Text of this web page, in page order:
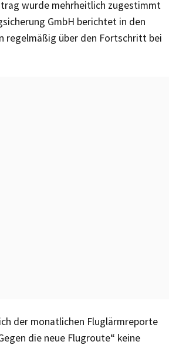
wurde mehrheitlich zugestimmt
GmbH berichtet in den
regelmäßig über den Fortschritt bei
der monatlichen Fluglärmreporte
die neue Flugroute“ keine